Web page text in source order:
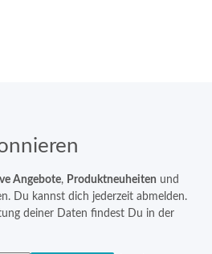
Angebote, Produktneuheiten und
Du kannst dich jederzeit abmelden.
deiner Daten findest Du in der